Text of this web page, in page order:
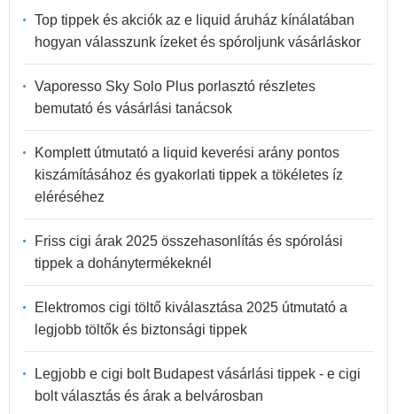
Top tippek és akciók az e liquid áruház kínálatában
hogyan válasszunk ízeket és spóroljunk vásárláskor
Vaporesso Sky Solo Plus porlasztó részletes
bemutató és vásárlási tanácsok
Komplett útmutató a liquid keverési arány pontos
kiszámításához és gyakorlati tippek a tökéletes íz
eléréséhez
Friss cigi árak 2025 összehasonlítás és spórolási
tippek a dohánytermékeknél
Elektromos cigi töltő kiválasztása 2025 útmutató a
legjobb töltők és biztonsági tippek
Legjobb e cigi bolt Budapest vásárlási tippek - e cigi
bolt választás és árak a belvárosban